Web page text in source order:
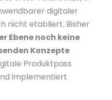
digitaler
nicht etabliert. Bisher
Ebene noch keine
Konzepte
Produktpass
implementiert